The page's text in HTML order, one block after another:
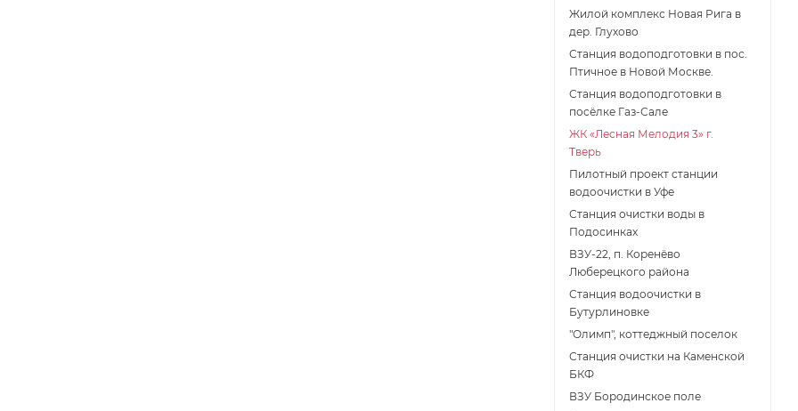
Жилой комплекс Новая Рига в
дер. Глухово
Станция водоподготовки в пос.
Птичное в Новой Москве.
Станция водоподготовки в
поcёлке Газ-Сале
ЖК «Лесная Мелодия 3» г.
Тверь
Пилотный проект станции
водоочистки в Уфе
Станция очистки воды в
Подосинках
ВЗУ-22, п. Коренёво
Люберецкого района
Станция водоочистки в
Бутурлиновке
"Олимп", коттеджный поселок
Станция очистки на Каменской
БКФ
ВЗУ Бородинское поле